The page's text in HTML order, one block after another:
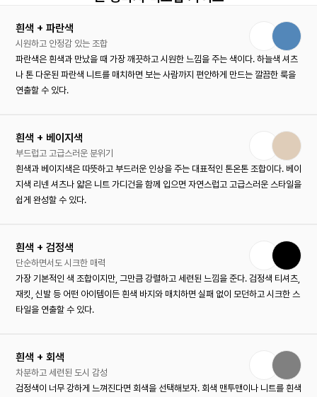
흰색 + 파란색
시원하고 안정감 있는 조합
파란색은 흰색과 만났을 때 가장 깨끗하고 시원한 느낌을 주는 색이다. 하늘색 셔츠
나 톤 다운된 파란색 니트를 매치하면 보는 사람까지 편안하게 만드는 깔끔한 룩을
연출할 수 있다.
흰색 + 베이지색
부드럽고 고급스러운 분위기
흰색과 베이지색은 따뜻하고 부드러운 인상을 주는 대표적인 톤온톤 조합이다. 베이
지색 리넨 셔츠나 얇은 니트 가디건을 함께 입으면 자연스럽고 고급스러운 스타일을
쉽게 완성할 수 있다.
흰색 + 검정색
단순하면서도 시크한 매력
가장 기본적인 색 조합이지만, 그만큼 강렬하고 세련된 느낌을 준다. 검정색 티셔츠,
재킷, 신발 등 어떤 아이템이든 흰색 바지와 매치하면 실패 없이 모던하고 시크한 스
타일을 연출할 수 있다.
흰색 + 회색
차분하고 세련된 도시 감성
검정색이 너무 강하게 느껴진다면 회색을 선택해보자. 회색 맨투맨이나 니트를 흰색